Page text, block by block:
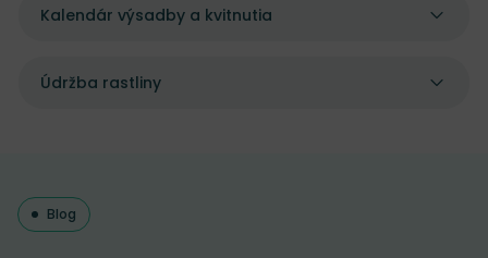
Kalendár výsadby a kvitnutia
Údržba rastliny
Blog